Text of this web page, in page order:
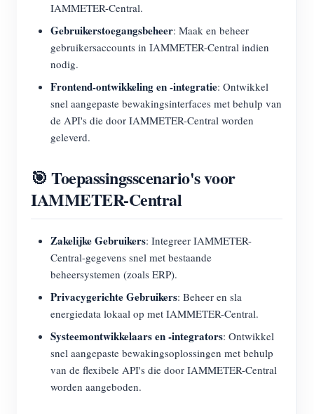
IAMMETER-Central.
Gebruikerstoegangsbeheer: Maak en beheer
gebruikersaccounts in IAMMETER-Central indien
nodig.
Frontend-ontwikkeling en -integratie: Ontwikkel
snel aangepaste bewakingsinterfaces met behulp van
de API's die door IAMMETER-Central worden
geleverd.
🎯 Toepassingsscenario's voor
IAMMETER-Central
Zakelijke Gebruikers: Integreer IAMMETER-
Central-gegevens snel met bestaande
beheersystemen (zoals ERP).
Privacygerichte Gebruikers: Beheer en sla
energiedata lokaal op met IAMMETER-Central.
Systeemontwikkelaars en -integrators: Ontwikkel
snel aangepaste bewakingsoplossingen met behulp
van de flexibele API's die door IAMMETER-Central
worden aangeboden.